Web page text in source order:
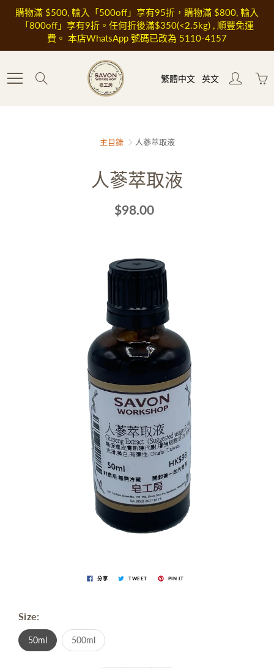
Skip
Content
購物滿 $500, 輸入「500off」享有95折，購物滿 $800, 輸入
「800off」享有9折。任何折後滿$350(<2.5kg) , 順豐免運
費。 本店WhatsApp 號碼已改為 5110-4157
繁體中文 英文
主目錄 人蔘萃取液
人蔘萃取液
$98.00
分享 TWEET PIN IT
Size:
50ml 500ml